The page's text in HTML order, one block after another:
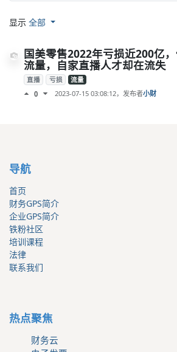
显示 全部
国美零售2022年亏损近200亿
流量，自家直播人才却在流失
直播 亏损 流量
0 2023-07-15 03:08:12，发布者小财
导航
首页
财务GPS简介
企业GPS简介
铁粉社区
培训课程
法律
联系我们
热点聚焦
财务云